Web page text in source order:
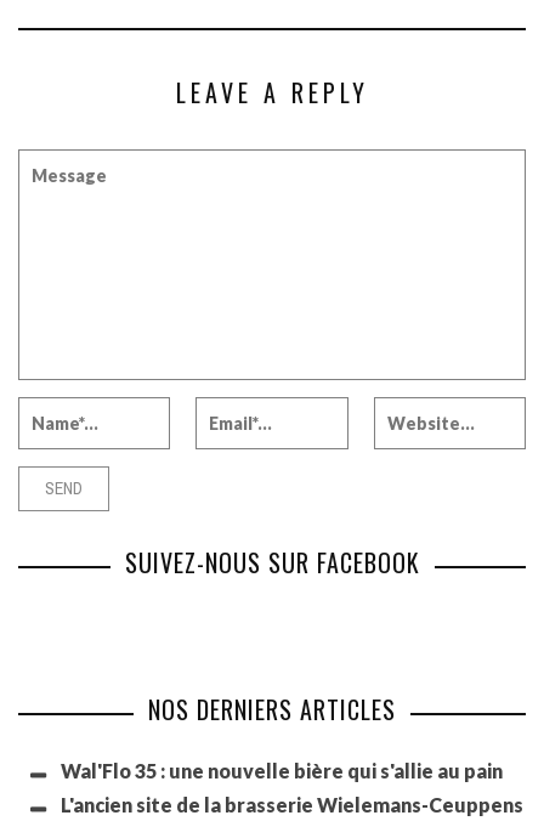
LEAVE A REPLY
SUIVEZ-NOUS SUR FACEBOOK
NOS DERNIERS ARTICLES
Wal'Flo 35 : une nouvelle bière qui s'allie au pain
L'ancien site de la brasserie Wielemans-Ceuppens